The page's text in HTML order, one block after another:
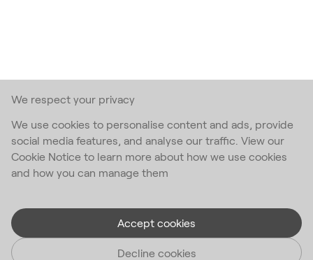
We respect your privacy
We use cookies to personalise content and ads, provide
social media features, and analyse our traffic. View our
Cookie Notice to learn more about how we use cookies
and how you can manage them
Accept cookies
Decline cookies